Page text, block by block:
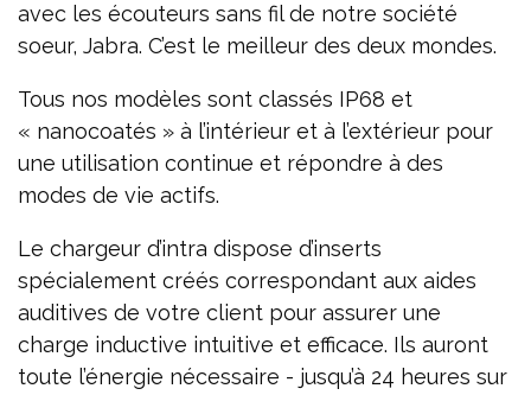
avec les écouteurs sans fil de notre société
soeur, Jabra. C’est le meilleur des deux mondes.
Tous nos modèles sont classés IP68 et
« nanocoatés » à l’intérieur et à l’extérieur pour
une utilisation continue et répondre à des
modes de vie actifs.
Le chargeur d’intra dispose d’inserts
spécialement créés correspondant aux aides
auditives de votre client pour assurer une
charge inductive intuitive et efficace. Ils auront
toute l’énergie nécessaire - jusqu’à 24 heures sur